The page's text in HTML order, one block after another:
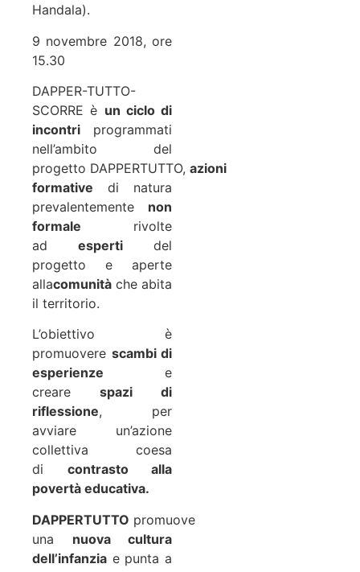
Handala).
9 novembre 2018, ore
15.30
DAPPER-TUTTO-
SCORRE è un ciclo di
incontri programmati
nell’ambito del
progetto DAPPERTUTTO, azioni
formative di natura
prevalentemente non
formale rivolte
ad esperti del
progetto e aperte
allacomunità che abita
il territorio.
L’obiettivo è
promuovere scambi di
esperienze e
creare spazi di
riflessione, per
avviare un’azione
collettiva coesa
di contrasto alla
povertà educativa.
DAPPERTUTTO promuove
una nuova cultura
dell’infanzia e punta a